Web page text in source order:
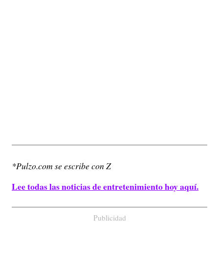
*Pulzo.com se escribe con Z
Lee todas las noticias de entretenimiento hoy aquí.
Publicidad